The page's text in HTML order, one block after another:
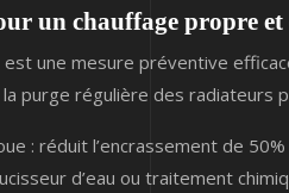
un chauffage propre et
est une mesure préventive
purge régulière des radiateurs
: réduit l’encrassement de 50%
d’eau ou traitement